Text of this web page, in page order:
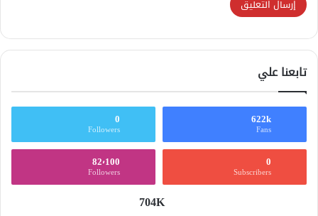
تابعنا علي
622k
Fans
0
Followers
0
Subscribers
82٬100
Followers
704K